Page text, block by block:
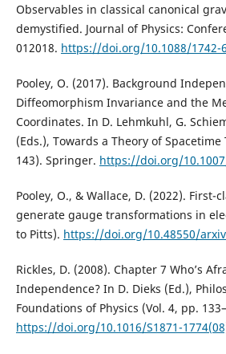
Observables in classical canonical
demystified. Journal of Physics:
012018. https://doi.org/10.1088/1742-
Pooley, O. (2017). Background
Diffeomorphism Invariance and the
Coordinates. In D. Lehmkuhl, G.
(Eds.), Towards a Theory of
143). Springer. https://doi.org/
Pooley, O., & Wallace, D. (2022). First-
generate gauge transformations in
to Pitts). https://doi.org/10.48550/
Rickles, D. (2008). Chapter 7 Who’s
Independence? In D. Dieks (Ed.),
Foundations of Physics (Vol. 4, pp.
https://doi.org/10.1016/S1871-